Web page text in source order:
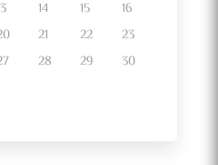
14 15
16
21 22
23
28 29
30